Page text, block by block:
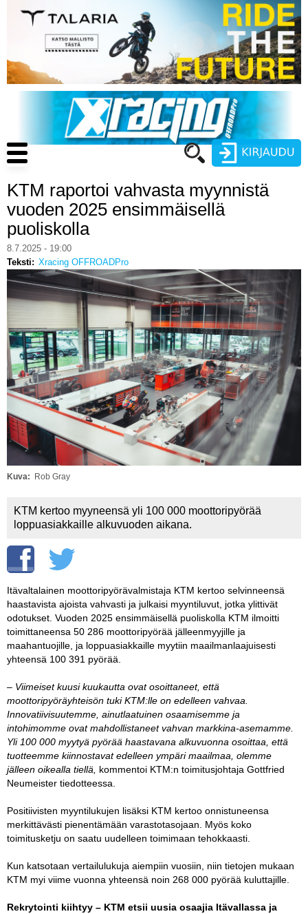
pääsisältöön
Käyttäjätunnus
Luo uusi käyttäjätili
Vaihda salasana
Main
navigation
MOTOCROSS
CROSS COUNTRY
MUUT LAJIT
YLEISTÄ ALALTA
LUE DIGILEHDET
ASIAKASPALVELU JA
OHJEET
MEDIATIEDOT
KTM raportoi vahvasta myynnistä
vuoden 2025 ensimmäisellä
puoliskolla
8.7.2025 - 19:00
Teksti
Xracing OFFROADPro
Kuva Rob Gray
KTM kertoo myyneensä yli 100 000 moottoripyörää
loppuasiakkaille alkuvuoden aikana.
Itävaltalainen moottoripyörävalmistaja KTM kertoo selvinneensä
haastavista ajoista vahvasti ja julkaisi myyntiluvut, jotka ylittivät
odotukset. Vuoden 2025 ensimmäisellä puoliskolla KTM ilmoitti
toimittaneensa 50 286 moottoripyörää jälleenmyyjille ja
maahantuojille, ja loppuasiakkaille myytiin maailmanlaajuisesti
yhteensä 100 391 pyörää.
– Viimeiset kuusi kuukautta ovat osoittaneet, että
moottoripyöräyhteisön tuki KTM:lle on edelleen vahvaa.
Innovatiivisuutemme, ainutlaatuinen osaamisemme ja
intohimomme ovat mahdollistaneet vahvan markkina-asemamme.
Yli 100 000 myytyä pyörää haastavana alkuvuonna osoittaa, että
tuotteemme kiinnostavat edelleen ympäri maailmaa, olemme
jälleen oikealla tiellä,
kommentoi KTM:n toimitusjohtaja Gottfried
Neumeister tiedotteessa.
Positiivisten myyntilukujen lisäksi KTM kertoo onnistuneensa
merkittävästi pienentämään varastotasojaan. Myös koko
toimitusketju on saatu uudelleen toimimaan tehokkaasti.
Kun katsotaan vertailulukuja aiempiin vuosiin, niin tietojen mukaan
KTM myi viime vuonna yhteensä noin 268 000 pyörää kuluttajille.
Rekrytointi kiihtyy – KTM etsii uusia osaajia Itävallassa ja